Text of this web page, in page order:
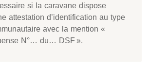
si la caravane dispose
attestation d’identification au type
avec la mention «
N°… du… DSF ».